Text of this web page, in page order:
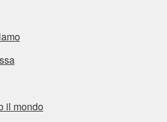
il mondo